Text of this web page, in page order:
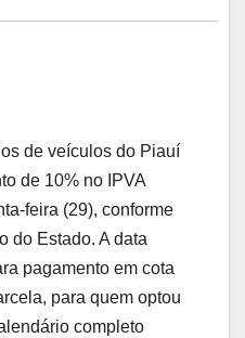
de veículos do Piauí
de 10% no IPVA
feira (29), conforme
do Estado. A data
pagamento em cota
para quem optou
completo